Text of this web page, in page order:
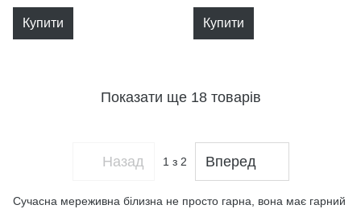
Купити Купити
Показати ще 18 товарів
Назад 1 з 2 Вперед
Сучасна мереживна білизна не просто гарна, вона має гарний